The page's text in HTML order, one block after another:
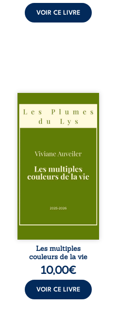
VOIR CE LIVRE
Trois récits, trois
existences saisies
à l’instant où tout
bascule. Une
l’apaisement, un
recouvre
l’espérance, tandis
pour en retrouver
Entre souvenirs,
désillusions, Les
multiples couleurs
de la vie explore la
force des liens, le
poids des non-dits
et la ...
Les multiples
couleurs de la vie
10,00€
VOIR CE LIVRE